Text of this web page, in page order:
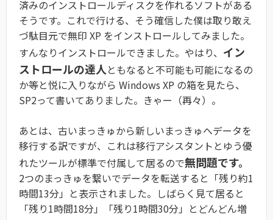
済みのインストロールディスクを作れるソフトがある
そうです。これで行ける、そう確信した僕は取り敢え
づ駄目元で無印 XP をインストロールしてみました。
すんなりインストロールできました。やはり、 イン
ストロールの達人ともなると不可能も可能になるの
か等と悦に入りながら Windows XP の箱を見たら、
SP2って書いてありました。きゃー（再々）。
あとは、古いまっきゅから新しいまっきゅへデータを
移行する訳ですが、これは移行アシスタントとゆう優
れたツールが標準で付属して居るので無問題です。
2つのまっきゅを繋いでデータを転送すると「残り約1
時間13分」と表示されました。しばらく見て居ると
「残り1時間18分」「残り1時間30分」とどんどん増